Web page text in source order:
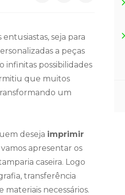
seja para
a peças
infinitas possibilidades
que muitos
um
deseja imprimir
apresentar os
caseira. Logo
transferência
necessários.